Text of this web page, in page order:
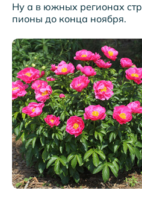
Ну а в южных регионах
пионы до конца ноября.